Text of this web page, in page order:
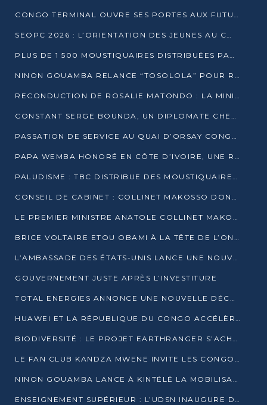
CONGO TERMINAL OUVRE SES PORTES AUX FUTURS INGÉNIEURS AU FORUM DES MÉTIERS D’UCAC-ICAM
SEOPC 2026 : L’ORIENTATION DES JEUNES AU CŒUR DE LA DEUXIÈME ÉDITION
PLUS DE 1 500 MOUSTIQUAIRES DISTRIBUÉES PAR AGL ET CONGO TERMINAL DANS LA LUTTE CONTRE LE PALUDISME
NINON GOUAMBA RELANCE “TOSOLOLA” POUR RENFORCER LE DIALOGUE AVEC LES CITOYENS
RECONDUCTION DE ROSALIE MATONDO : LA MINISTRE PROMET D’ACCÉLÉRER LE TRAITEMENT DES DOSSIERS ET DE RELEVER DE NOUVEAUX DÉFIS
CONSTANT SERGE BOUNDA, UN DIPLOMATE CHEVRONNÉ AUX COMMANDES DES AFFAIRES ÉTRANGÈRES
PASSATION DE SERVICE AU QUAI D’ORSAY CONGOLAIS : GAKOSSO PASSE LE FLAMBEAU À BOUNDA
PAPA WEMBA HONORÉ EN CÔTE D’IVOIRE, UNE RUE PORTE DÉSORMAIS SON NOM
PALUDISME : TBC DISTRIBUE DES MOUSTIQUAIRES DANS DEUX CSI DE BRAZZAVILLE
CONSEIL DE CABINET : COLLINET MAKOSSO DONNE SES DERNIÈRES ORIENTATIONS
LE PREMIER MINISTRE ANATOLE COLLINET MAKOSSO DÉMISSIONNE AVEC SON GOUVERNEMENT
BRICE VOLTAIRE ETOU OBAMI À LA TÊTE DE L’ONEC-C POUR TROIS ANS
L’AMBASSADE DES ÉTATS-UNIS LANCE UNE NOUVELLE COHORTE DU PROGRAMME ACCESS MICRO-SCHOLARSHIP
GOUVERNEMENT JUSTE APRÈS L’INVESTITURE
TOTAL ENERGIES ANNONCE UNE NOUVELLE DÉCOUVERTE D’HYDROCARBURES SUR LE PERMIS MOHO AU LARGE DU CONGO
HUAWEI ET LA RÉPUBLIQUE DU CONGO ACCÉLÈRENT LEUR PARTENARIAT
BIODIVERSITÉ : LE PROJET EARTHRANGER S’ACHÈVE, MAIS LES DÉFIS DEMEURENT
LE FAN CLUB KANDZA MWENE INVITE LES CONGOLAIS À UNE FORTE AFFLUENCE AU STADE DE KINTÉLÉ
NINON GOUAMBA LANCE À KINTÉLÉ LA MOBILISATION POUR L’INVESTITURE DR DSN
ENSEIGNEMENT SUPÉRIEUR : L’UDSN INAUGURE DES LABORATOIRES POUR BOOSTER LA FORMATION PRATIQUE